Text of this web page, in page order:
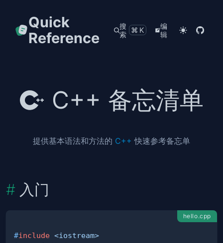
Quick
Reference
搜
索
⌘K
编
辑
C++ 备忘清单
提供基本语法和方法的 C++ 快速参考备忘单
入门
hello.cpp
#include <iostream>